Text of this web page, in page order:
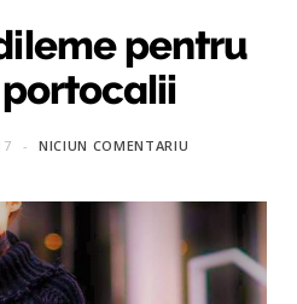
pentru
NICIUN COMENTARIU